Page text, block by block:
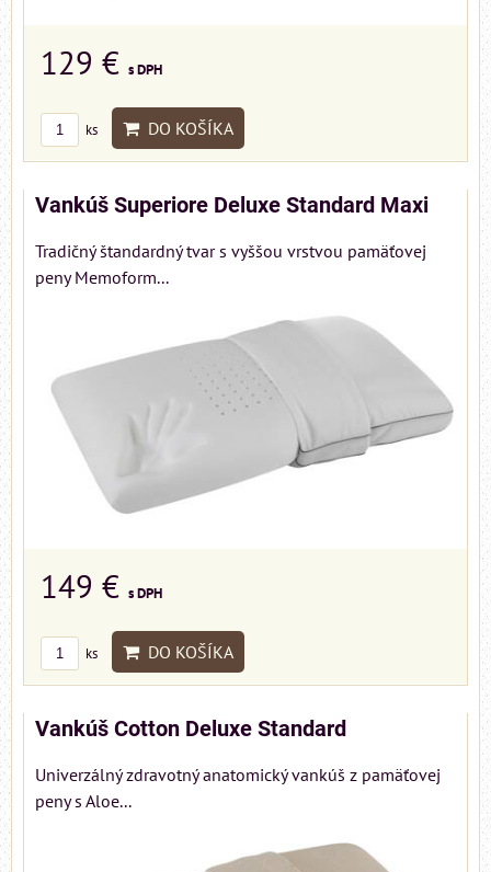
129 € s DPH
ks DO KOŠÍKA
Vankúš Superiore Deluxe Standard Maxi
Tradičný štandardný tvar s vyššou vrstvou pamäťovej
peny Memoform...
149 € s DPH
ks DO KOŠÍKA
Vankúš Cotton Deluxe Standard
Univerzálný zdravotný anatomický vankúš z pamäťovej
peny s Aloe...